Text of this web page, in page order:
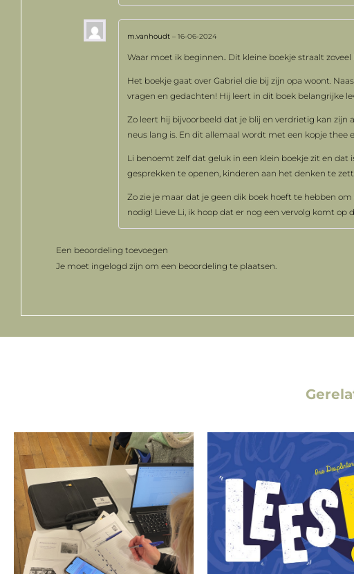
m.vanhoudt – 16-06-2024
Waar moet ik beginnen.. Dit kleine boekje straalt
Het boekje gaat over Gabriel die bij zijn opa woont.
vragen en gedachten! Hij leert in dit boek belangrijke
Zo leert hij bijvoorbeeld dat je blij en verdrietig kan
neus lang is. En dit allemaal wordt met een kopje
Li benoemt zelf dat geluk in een klein boekje zit en dat
gesprekken te openen, kinderen aan het denken te
Zo zie je maar dat je geen dik boek hoeft te hebben
nodig! Lieve Li, ik hoop dat er nog een vervolg komt
Een beoordeling toevoegen
Je moet ingelogd zijn om een beoordeling te plaatsen.